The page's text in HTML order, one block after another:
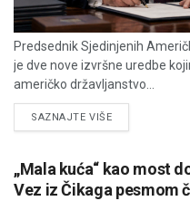
Predsednik Sjedinjenih
je dve nove izvršne uredbe
američko državljanstvo...
SAZNAJTE VIŠEDETAILS
„Mala kuća“ kao most
Vez iz Čikaga pesmom